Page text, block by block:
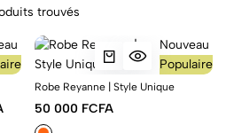
trouvés
Nouveau
Populaire
Robe Reyanne | Style Unique
50 000 FCFA